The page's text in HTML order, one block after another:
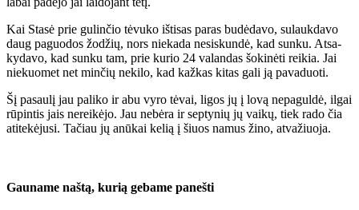
Kai Sta­sė prie gu­lin­čio tė­vu­ko iš­ti­sas pa­ras bu­dė­da­vo, su­lauk­da­vo
daug pa­guo­dos žo­džių, nors nie­ka­da ne­si­skun­dė, kad sun­ku. At­sa­
ky­da­vo, kad sun­ku tam, prie ku­rio 24 va­lan­das šo­ki­nė­ti rei­kia. Jai
nie­kuo­met net min­čių ne­ki­lo, kad kaž­kas ki­tas ga­li ją pa­va­duo­ti.
Šį pa­sau­lį jau pa­li­ko ir abu vy­ro tė­vai, li­gos jų į lo­vą ne­pa­gul­dė, il­gai
rū­pin­tis jais ne­rei­kė­jo. Jau ne­bė­ra ir sep­ty­nių jų vai­kų, tiek ra­do čia
ati­te­kė­ju­si. Ta­čiau jų anū­kai ke­lią į šiuos na­mus ži­no, at­va­žiuo­ja.
Gau­na­me naš­tą, ku­rią ge­ba­me pa­neš­ti